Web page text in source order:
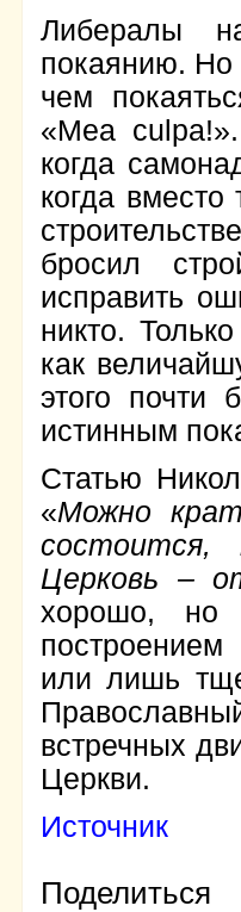
Либералы
покаянию. Но
чем
«Mea
когда
когда
бросил
исправить
никто.
как
этого почти
истинным
Статью
«Можно
состоится,
Церковь –
хорошо, но
или лишь
встречных
Церкви.
Источник
Поделиться